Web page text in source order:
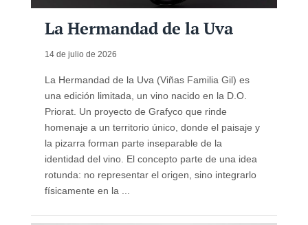
La Hermandad de la Uva
14 de julio de 2026
La Hermandad de la Uva (Viñas Familia Gil) es
una edición limitada, un vino nacido en la D.O.
Priorat. Un proyecto de Grafyco que rinde
homenaje a un territorio único, donde el paisaje y
la pizarra forman parte inseparable de la
identidad del vino. El concepto parte de una idea
rotunda: no representar el origen, sino integrarlo
físicamente en la ...